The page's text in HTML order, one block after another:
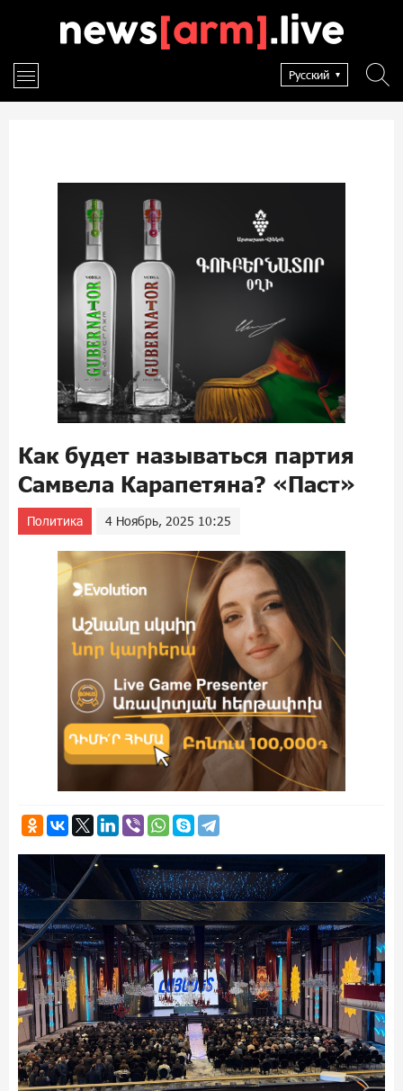
Русский
Как будет называться партия
Самвела Карапетяна? «Паст»
Политика 4 Ноябрь, 2025 10:25